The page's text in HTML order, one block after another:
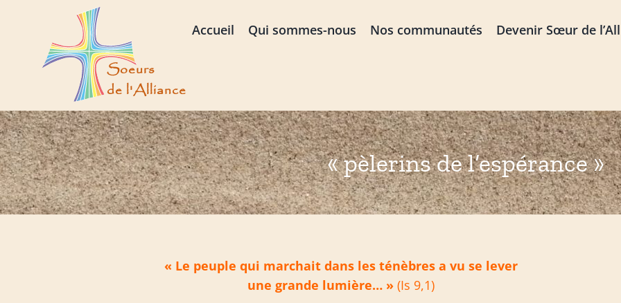
Accueil Qui sommes-nous Nos communautés Devenir Sœur de
« pèlerins de l’espérance »
« Le peuple qui marchait dans les ténèbres a vu se lever
une grande lumière… » (Is 9,1)